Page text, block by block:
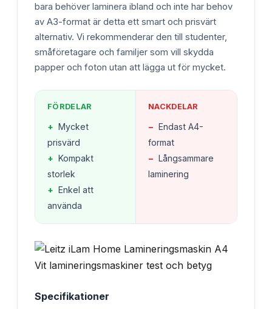
bara behöver laminera ibland och inte har behov
av A3-format är detta ett smart och prisvärt
alternativ. Vi rekommenderar den till studenter,
småföretagare och familjer som vill skydda
papper och foton utan att lägga ut för mycket.
FÖRDELAR
+ Mycket
prisvärd
+ Kompakt
storlek
+ Enkel att
använda
NACKDELAR
− Endast A4-
format
− Långsammare
laminering
Specifikationer